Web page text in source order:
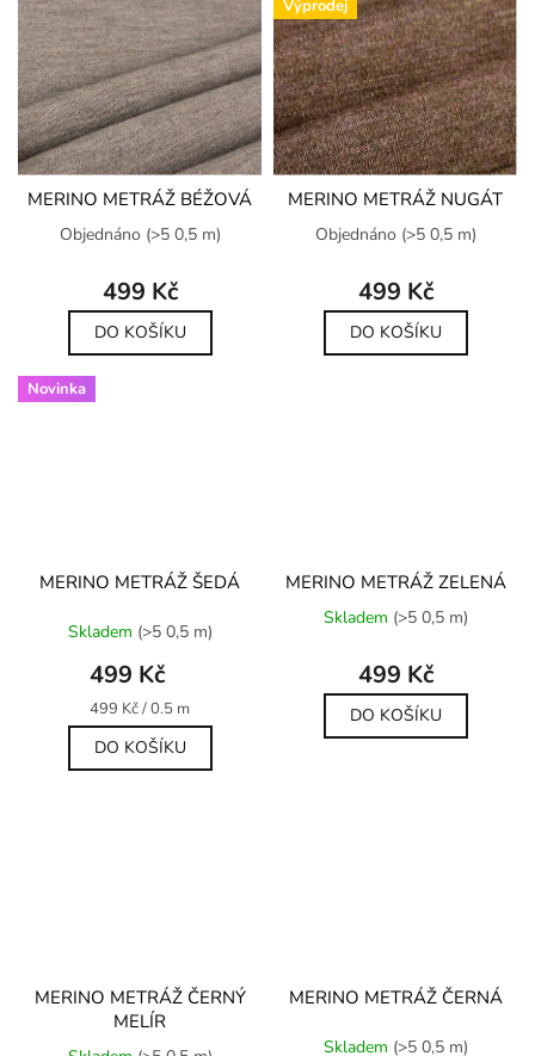
MERINO METRÁŽ BÉŽOVÁ
Objednáno (>5 0,5 m)
499 Kč
DO KOŠÍKU
Výprodej
MERINO METRÁŽ NUGÁT
Objednáno (>5 0,5 m)
499 Kč
DO KOŠÍKU
Novinka
MERINO METRÁŽ ŠEDÁ
hodnocení
hvězdiček.
Skladem (>5 0,5 m)
499 Kč
Měrná
cena:
499 Kč / 0.5 m
DO KOŠÍKU
MERINO METRÁŽ ZELENÁ
Skladem (>5 0,5 m)
499 Kč
DO KOŠÍKU
MERINO METRÁŽ ČERNÝ
MELÍR
MERINO METRÁŽ ČERNÁ
Skladem (>5 0,5 m)